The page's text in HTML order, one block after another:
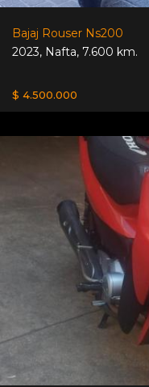
Bajaj Rouser Ns200
2023, Nafta, 7.600 km.
$ 4.500.000